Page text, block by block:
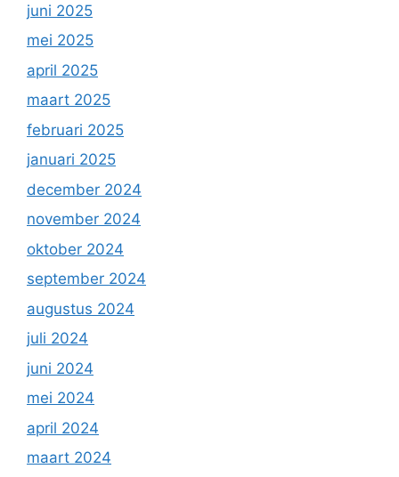
juni 2025
mei 2025
april 2025
maart 2025
februari 2025
januari 2025
december 2024
november 2024
oktober 2024
september 2024
augustus 2024
juli 2024
juni 2024
mei 2024
april 2024
maart 2024